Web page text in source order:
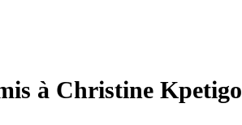
à Christine Kpetigo